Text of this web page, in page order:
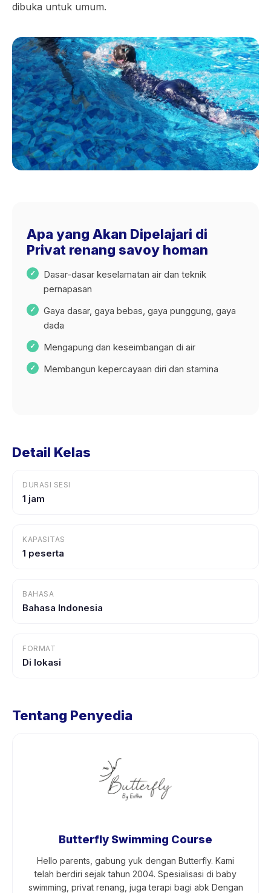
dibuka untuk umum.
Apa yang Akan Dipelajari di
Privat renang savoy homan
Dasar-dasar keselamatan air dan teknik
pernapasan
Gaya dasar, gaya bebas, gaya punggung, gaya
dada
Mengapung dan keseimbangan di air
Membangun kepercayaan diri dan stamina
Detail Kelas
DURASI SESI
1 jam
KAPASITAS
1 peserta
BAHASA
Bahasa Indonesia
FORMAT
Di lokasi
Tentang Penyedia
Butterfly Swimming Course
Hello parents, gabung yuk dengan Butterfly. Kami
telah berdiri sejak tahun 2004. Spesialisasi di baby
swimming, privat renang, juga terapi bagi abk Dengan